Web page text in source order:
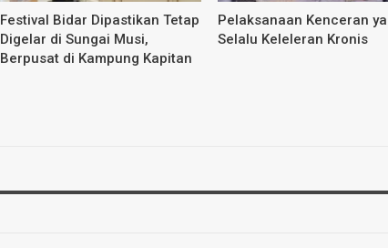
Festival Bidar Dipastikan Tetap
Digelar di Sungai Musi,
Berpusat di Kampung Kapitan
Pelaksanaan Kenceran
Selalu Keleleran Kronis